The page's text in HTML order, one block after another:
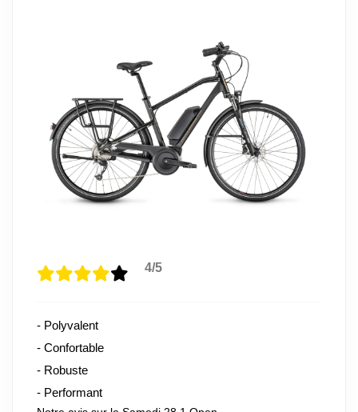
4/5
- Polyvalent
- Confortable
- Robuste
- Performant